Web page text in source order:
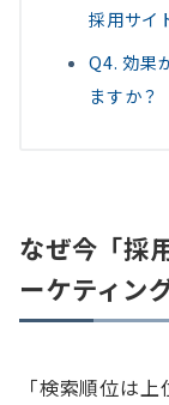
採用サイ
Q4. 効果
ますか？
なぜ今「採
ーケティン
「検索順位は